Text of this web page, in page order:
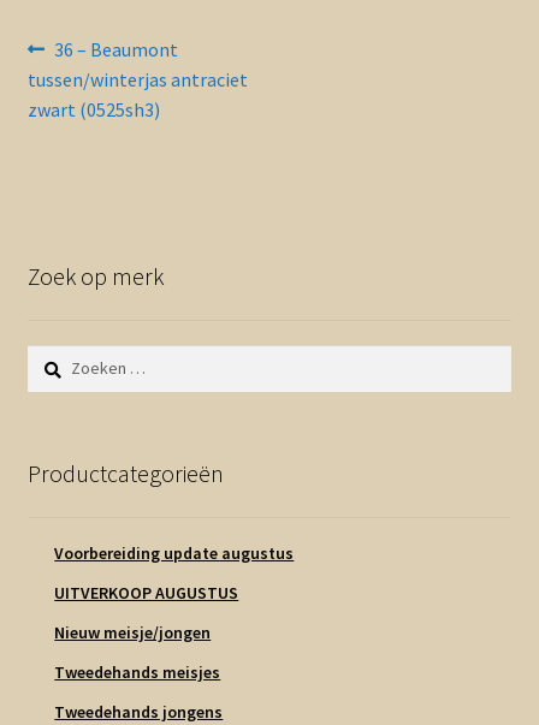
Bericht
navigatie
Vorig
bericht:
36 – Beaumont
tussen/winterjas antraciet
zwart (0525sh3)
Zoek op merk
Zoeken
naar:
Productcategorieën
Voorbereiding update augustus
UITVERKOOP AUGUSTUS
Nieuw meisje/jongen
Tweedehands meisjes
Tweedehands jongens